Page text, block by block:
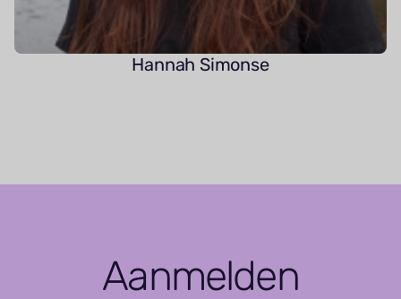
Hannah Simonse
Aanmelden